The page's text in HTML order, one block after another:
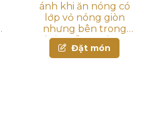
ánh khi ăn nóng có
lớp vỏ nóng giòn
nhưng bên trong
thấm đẫm vị thơm
ngon, đậm đà của
Đặt món